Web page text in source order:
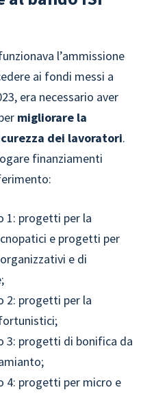
l’ammissione
ai fondi messi a
era necessario aver
migliorare la
dei lavoratori.
finanziamenti
1: progetti per la
e progetti per
e di
2: progetti per la
3: progetti di bonifica da
4: progetti per micro e